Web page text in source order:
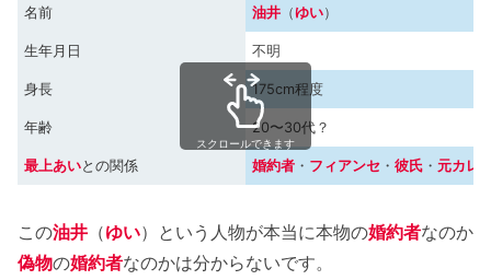
名前 油井 （ゆい）
生年月日 不明
身長 175cm程度
年齢 20〜30代？
最上あいとの関係 婚約者 ・ フィアンセ ・ 彼氏 ・ 元カレ
スクロールできます
この油井 （ゆい）という人物が本当に本物の婚約者なのか
偽物の婚約者なのかは分からないです。